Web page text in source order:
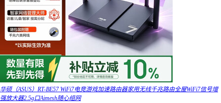
华硕（ASUS）RT-BE57 WiFi7电竞游戏加速路由器家用无线千兆路由全屋WiFi7信号增
强放大器2.5g口Aimesh随心组网